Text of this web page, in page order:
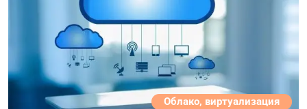
Облако, виртуализация